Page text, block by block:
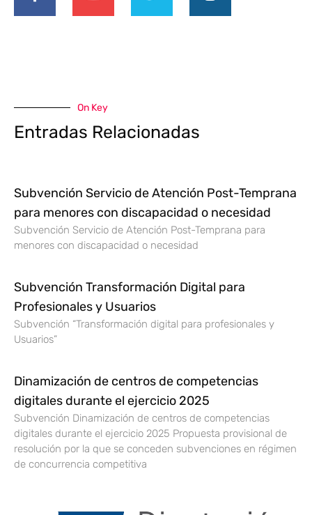
On Key
Entradas Relacionadas
Subvención Servicio de Atención Post-Temprana
para menores con discapacidad o necesidad
Subvención Servicio de Atención Post-Temprana para
menores con discapacidad o necesidad
Subvención Transformación Digital para
Profesionales y Usuarios
Subvención “Transformación digital para profesionales y
Usuarios”
Dinamización de centros de competencias
digitales durante el ejercicio 2025
Subvención Dinamización de centros de competencias
digitales durante el ejercicio 2025 Propuesta provisional de
resolución por la que se conceden subvenciones en régimen
de concurrencia competitiva